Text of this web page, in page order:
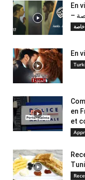
En
خاصة
en
et